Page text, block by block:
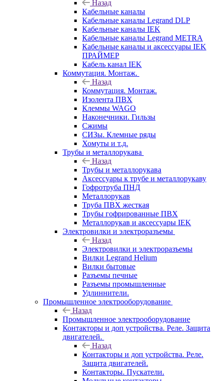
Назад
Кабельные каналы
Кабельные каналы Legrand DLP
Кабельные каналы IEK
Кабельные каналы Legrand METRA
Кабельные каналы и аксессуары IEK
ПРАЙМЕР
Кабель канал IEK
Коммутация. Монтаж.
Назад
Коммутация. Монтаж.
Изолента ПВХ
Клеммы WAGO
Наконечники. Гильзы
Сжимы
СИЗы. Клемные ряды
Хомуты и т.д.
Трубы и металлорукава
Назад
Трубы и металлорукава
Аксессуары к трубе и металлорукаву
Гофротруба ПНД
Металлорукав
Труба ПВХ жесткая
Трубы гофрированные ПВХ
Металлорукав и аксессуары IEK
Электровилки и электроразъемы
Назад
Электровилки и электроразъемы
Вилки Legrand Helium
Вилки бытовые
Разъемы печные
Разъемы промышленные
Удлиннители.
Промышленное электрооборудование
Назад
Промышленное электрооборудование
Контакторы и доп устройства. Реле. Защита
двигателей.
Назад
Контакторы и доп устройства. Реле.
Защита двигателей.
Контакторы. Пускатели.